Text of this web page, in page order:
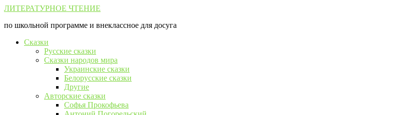
Перейти
контенту
ЛИТЕРАТУРНОЕ ЧТЕНИЕ
по школьной программе и внеклассное для досуга
Сказки
Русские сказки
Сказки народов мира
Украинские сказки
Белорусские сказки
Другие
Авторские сказки
Софья Прокофьева